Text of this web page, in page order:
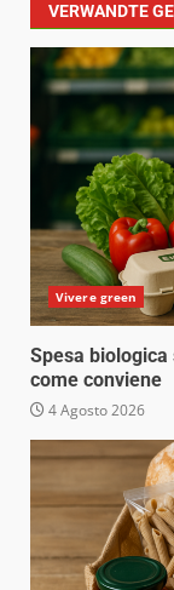
VERWANDTE
Vivere green
Spesa
come conviene
4 Agosto 2026